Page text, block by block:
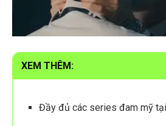
XEM THÊM:
Đầy đủ các series đam mỹ